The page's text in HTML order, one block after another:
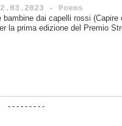
- Poems
bambine dai capelli rossi
la prima edizione del Premio
- - - - - - - - -